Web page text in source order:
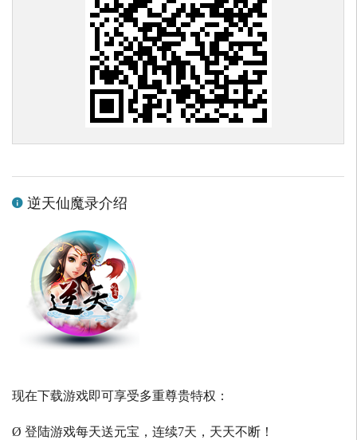
逆天仙魔录介绍
现在下载游戏即可享受多重尊贵特权：
Ø 登陆游戏每天送元宝，连续7天，天天不断！